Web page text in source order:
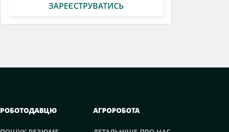
ЗАРЕЄСТРУВАТИСЬ
РОБОТОДАВЦЮ АГРОРОБОТА